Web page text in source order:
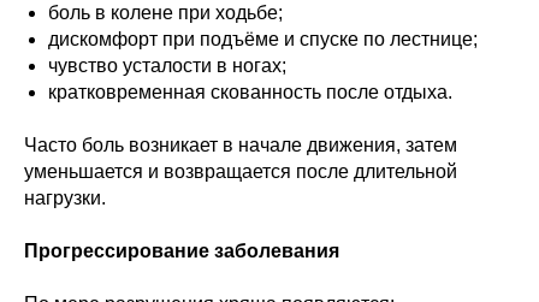
боль в колене при ходьбе;
дискомфорт при подъёме и спуске по лестнице;
чувство усталости в ногах;
кратковременная скованность после отдыха.
Часто боль возникает в начале движения, затем
уменьшается и возвращается после длительной
нагрузки.
Прогрессирование заболевания